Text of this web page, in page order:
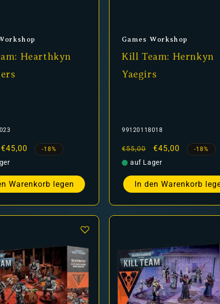
Hearthkyn
Verkaufspreis
€45,00 -18%
Warenkorb legen
Anbieter:
Games Workshop
Kill Team: Hernkyn
Yaegirs
99120118018
Normaler
Preis
€55,00 Verkaufspreis
€45,00 -18%
auf Lager
In den Warenkorb